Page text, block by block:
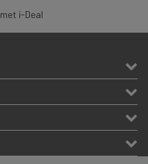
i-Deal